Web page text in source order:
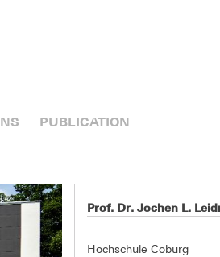
PUBLICATION
Prof. Dr. Jochen L.
Hochschule Coburg